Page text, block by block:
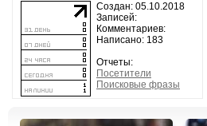
Создан: 05.10.2018
Записей:
Комментариев:
Написано: 183
Отчеты:
Посетители
Поисковые фразы